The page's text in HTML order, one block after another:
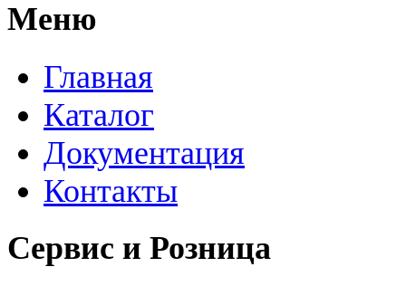
Меню
Главная
Каталог
Документация
Контакты
Сервис и Розница